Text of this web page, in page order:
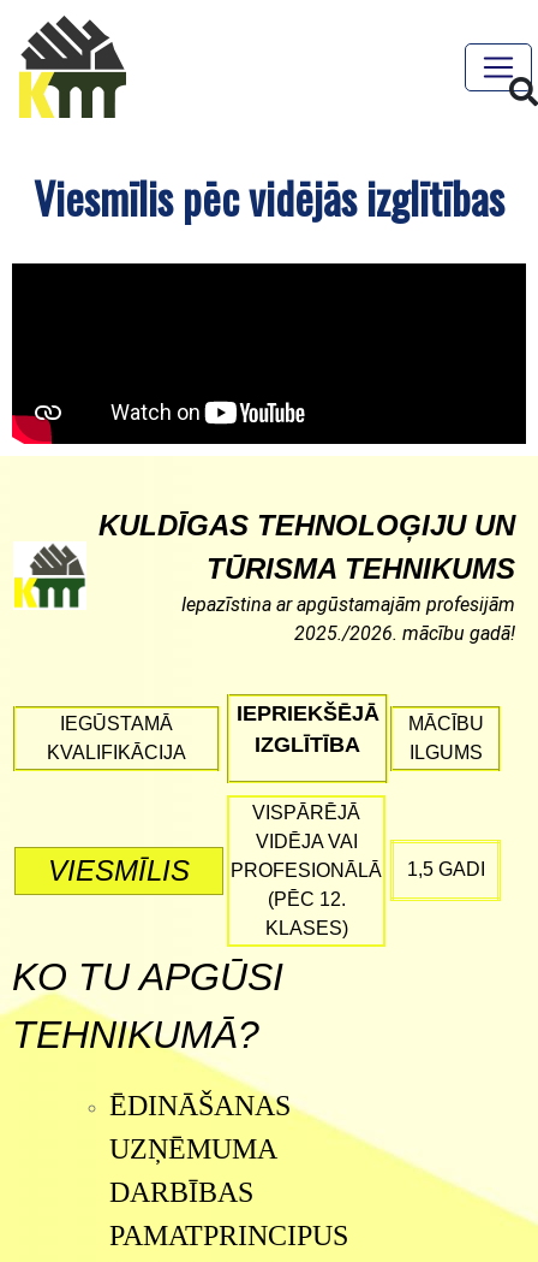
Viesmīlis pēc vidējās izglītības
KULDĪGAS TEHNOLOĢIJU UN
TŪRISMA TEHNIKUMS
Iepazīstina ar apgūstamajām profesijām
2025./2026. mācību gadā!
IEGŪSTAMĀ
KVALIFIKĀCIJA
IEPRIEKŠĒJĀ
IZGLĪTĪBA
MĀCĪBU
ILGUMS
VIESMĪLIS
VISPĀRĒJĀ
VIDĒJA VAI
PROFESIONĀLĀ
(PĒC 12.
KLASES)
1,5 GADI
KO TU APGŪSI
TEHNIKUMĀ?
ĒDINĀŠANAS
UZŅĒMUMA
DARBĪBAS
PAMATPRINCIPUS